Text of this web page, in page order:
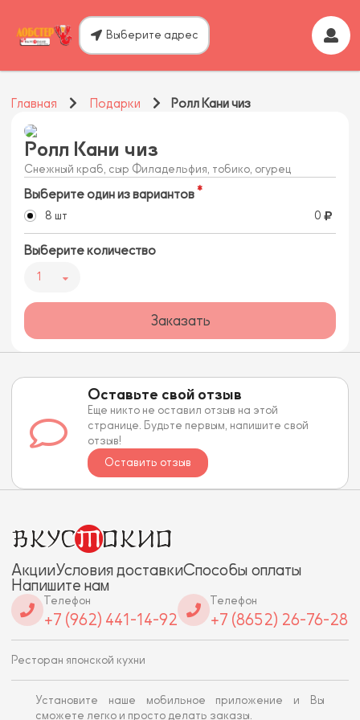
Выберите адрес
Главная Подарки Ролл Кани чиз
Ролл Кани чиз
Снежный краб, сыр Филадельфия, тобико, огурец
Выберите один из вариантов
8 шт 0
Выберите количество
1
Заказать
Оставьте свой отзыв
Еще никто не оставил отзыв на этой
странице. Будьте первым, напишите свой
отзыв!
Оставить отзыв
АкцииУсловия доставкиСпособы оплаты
Напишите нам
Телефон
+7 (962) 441-14-92
Телефон
+7 (8652) 26-76-28
Ресторан японской кухни
Установите наше мобильное приложение и Вы
сможете легко и просто делать заказы.